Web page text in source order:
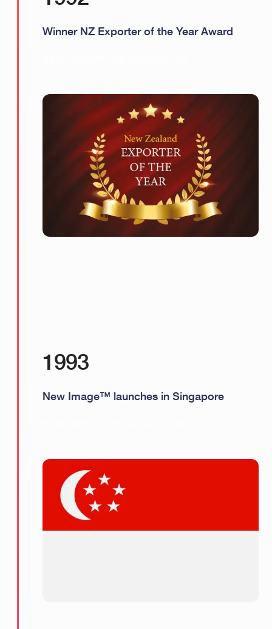
Winner NZ Exporter of the Year Award
1993
New Image™ launches in Singapore